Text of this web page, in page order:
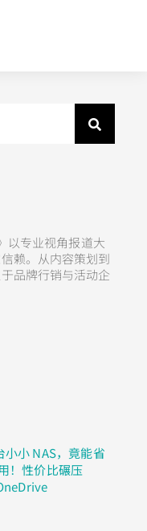
以专业视角报道大
赖。从内容策划到
品牌行销与活动企
小 NAS，竟能省
！性价比碾压